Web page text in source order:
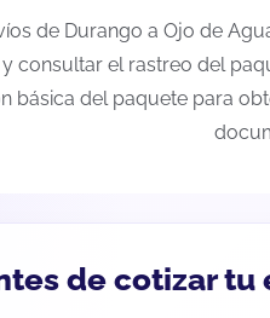
de Durango a Ojo de
consultar el rastreo del
básica del paquete para
de cotizar tu